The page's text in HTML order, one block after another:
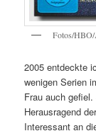
Fotos/
2005 entdeckte
wenigen Serien
Frau auch
Herausragend
Interessant an